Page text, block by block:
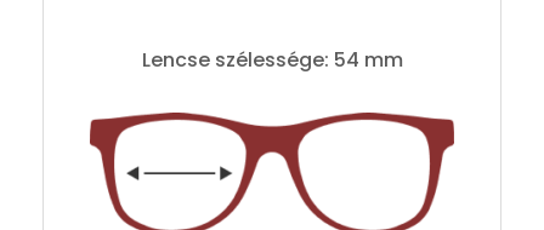
Lencse szélessége: 54 mm